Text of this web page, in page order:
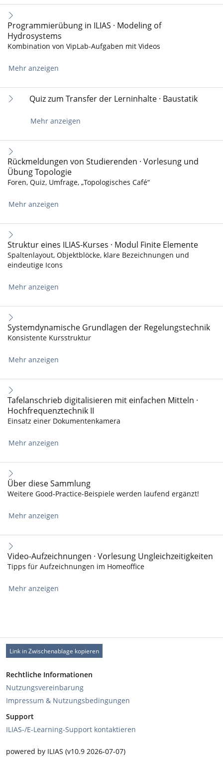
Programmierübung in ILIAS · Modeling of
Hydrosystems
Kombination von VipLab-Aufgaben mit Videos
Mehr anzeigen
Quiz zum Transfer der Lerninhalte · Baustatik
Mehr anzeigen
Rückmeldungen von Studierenden · Vorlesung und
Übung Topologie
Foren, Quiz, Umfrage, „Topologisches Café“
Mehr anzeigen
Struktur eines ILIAS-Kurses · Modul Finite Elemente
Spaltenlayout, Objektblöcke, klare Bezeichnungen und
eindeutige Icons
Mehr anzeigen
Systemdynamische Grundlagen der Regelungstechnik
Konsistente Kursstruktur
Mehr anzeigen
Tafelanschrieb digitalisieren mit einfachen Mitteln ·
Hochfrequenztechnik II
Einsatz einer Dokumentenkamera
Mehr anzeigen
Über diese Sammlung
Weitere Good-Practice-Beispiele werden laufend ergänzt!
Mehr anzeigen
Video-Aufzeichnungen · Vorlesung Ungleichzeitigkeiten
Tipps für Aufzeichnungen im Homeoffice
Mehr anzeigen
Link in Zwischenablage kopieren
Rechtliche Informationen
Nutzungsvereinbarung
Impressum & Nutzungsbedingungen
Support
ILIAS-/E-Learning-Support kontaktieren
powered by ILIAS (v10.9 2026-07-07)